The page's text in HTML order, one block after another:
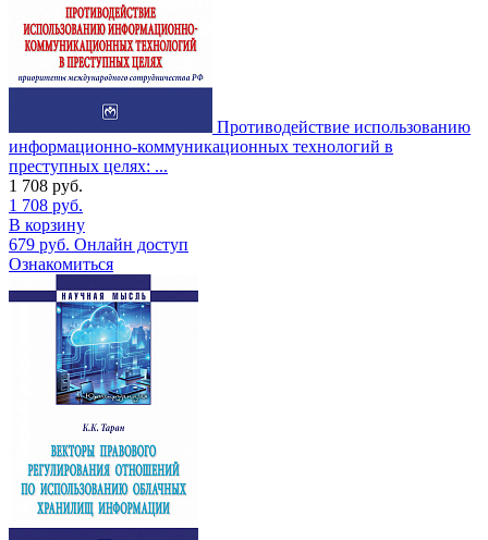
Противодействие использованию
информационно-коммуникационных технологий в
преступных целях: ...
1 708 руб.
1 708 руб.
В корзину
679 руб. Онлайн доступ
Ознакомиться